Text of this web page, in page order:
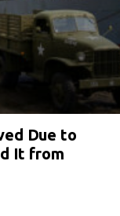
Due to
It from